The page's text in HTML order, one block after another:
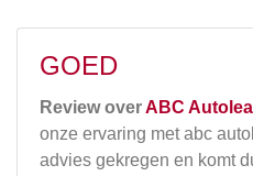
GOED
Review overABC
onze ervaring met abc
advies gekregen en komt